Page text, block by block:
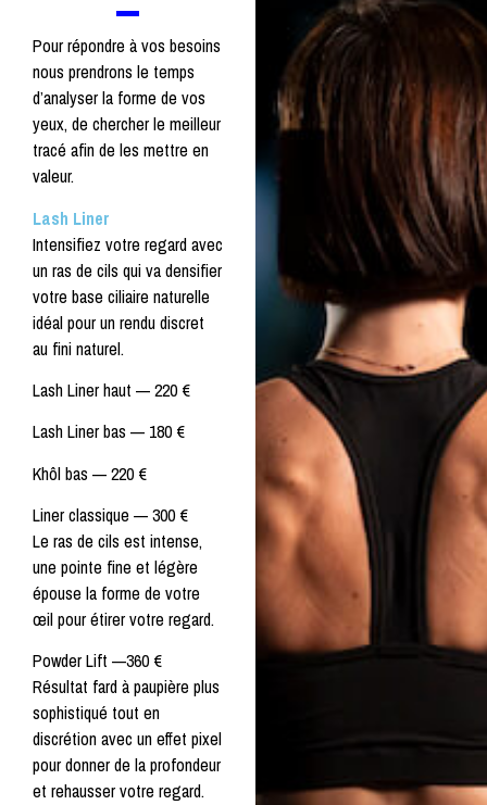
Pour répondre à vos besoins
nous prendrons le temps
d’analyser la forme de vos
yeux, de chercher le meilleur
tracé afin de les mettre en
valeur.
Lash Liner
Intensifiez votre regard avec
un ras de cils qui va densifier
votre base ciliaire naturelle
idéal pour un rendu discret
au fini naturel.
Lash Liner haut —220 €
Lash Liner bas — 180 €
Khôl bas —220 €
Liner classique —300 €
Le ras de cils est intense,
une pointe fine et légère
épouse la forme de votre
œil pour étirer votre regard.
Powder Lift —360 €
Résultat fard à paupière plus
sophistiqué tout en
discrétion avec un effet pixel
pour donner de la profondeur
et rehausser votre regard.